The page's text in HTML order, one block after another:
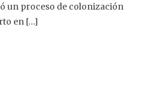
un proceso de colonización
en […]